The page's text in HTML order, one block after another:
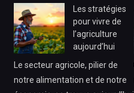
Les stratégies
pour vivre de
l’agriculture
aujourd’hui
Le secteur agricole, pilier de
notre alimentation et de notre